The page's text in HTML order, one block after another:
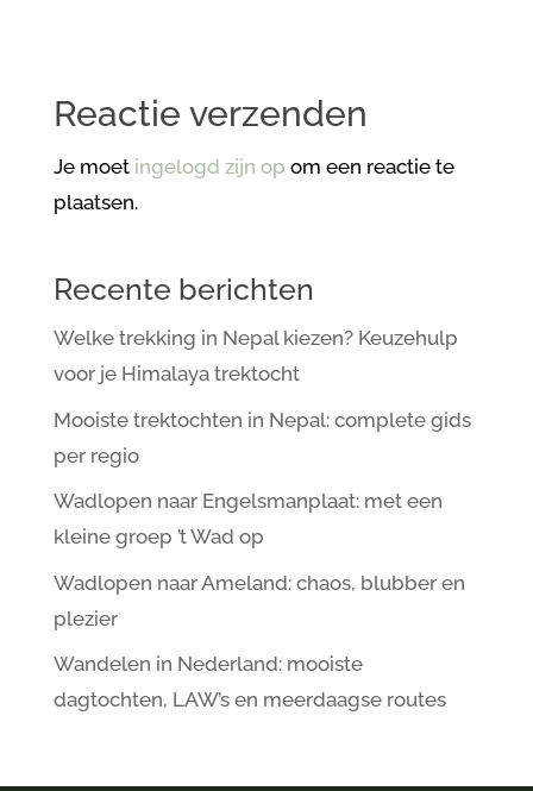
Reactie verzenden
Je moet ingelogd zijn op om een reactie te
plaatsen.
Recente berichten
Welke trekking in Nepal kiezen? Keuzehulp
voor je Himalaya trektocht
Mooiste trektochten in Nepal: complete gids
per regio
Wadlopen naar Engelsmanplaat: met een
kleine groep ’t Wad op
Wadlopen naar Ameland: chaos, blubber en
plezier
Wandelen in Nederland: mooiste
dagtochten, LAW’s en meerdaagse routes